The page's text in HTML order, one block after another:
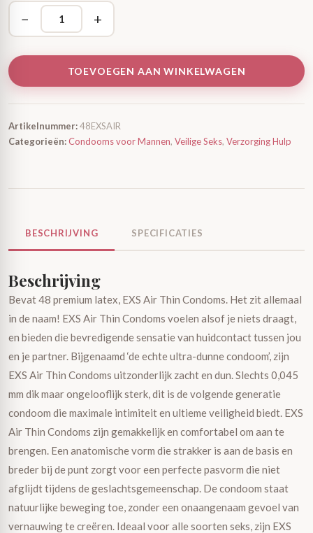
− +
TOEVOEGEN AAN WINKELWAGEN
Artikelnummer:48EXSAIR
Categorieën:Condooms voor Mannen, Veilige Seks, Verzorging Hulp
BESCHRIJVING SPECIFICATIES
Beschrijving
Bevat 48 premium latex, EXS Air Thin Condoms. Het zit allemaal
in de naam! EXS Air Thin Condoms voelen alsof je niets draagt,
en bieden die bevredigende sensatie van huidcontact tussen jou
en je partner. Bijgenaamd ‘de echte ultra-dunne condoom’, zijn
EXS Air Thin Condoms uitzonderlijk zacht en dun. Slechts 0,045
mm dik maar ongelooflijk sterk, dit is de volgende generatie
condoom die maximale intimiteit en ultieme veiligheid biedt. EXS
Air Thin Condoms zijn gemakkelijk en comfortabel om aan te
brengen. Een anatomische vorm die strakker is aan de basis en
breder bij de punt zorgt voor een perfecte pasvorm die niet
afglijdt tijdens de geslachtsgemeenschap. De condoom staat
natuurlijke beweging toe, zonder een onaangenaam gevoel van
vernauwing te creëren. Ideaal voor alle soorten seks, zijn EXS